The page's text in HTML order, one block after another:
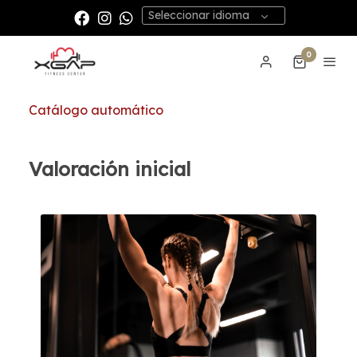
Seleccionar idioma
0
Catálogo automático
Valoración inicial